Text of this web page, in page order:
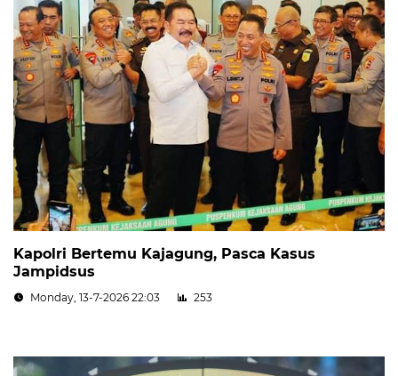
Kapolri Bertemu Kajagung, Pasca Kasus
Jampidsus
Monday, 13-7-2026 22:03 253